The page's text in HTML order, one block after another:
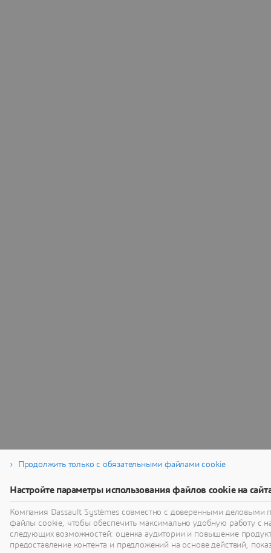
Продолжить только с обязательными файлами cookie
Настройте параметры использования файлов cookie на
Компания Dassault Systèmes совместно с доверенными деловыми
файлы cookie, чтобы обеспечить максимально удобную работу с
следующих возможностей: оценка аудитории и повышение
предоставление контента и предложений на основе действий,